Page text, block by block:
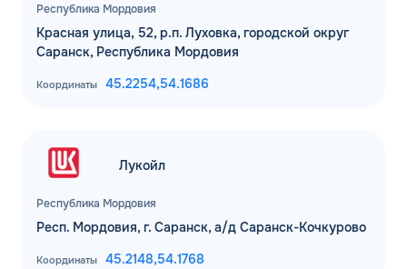
Республика Мордовия
Красная улица, 52, р.п. Луховка, городской округ
Саранск, Республика Мордовия
Координаты 45.2254,54.1686
Республика Мордовия
Лукойл
Респ. Мордовия, г. Саранск, а/д Саранск-Кочкурово
Координаты 45.2148,54.1768